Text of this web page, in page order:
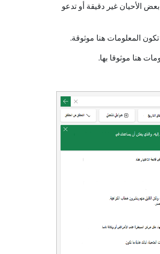
الأحيان غير دقيقة أو تدعو
هنا موثوقا بها.